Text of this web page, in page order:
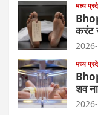
मध्य
करंट
मध्य
शव